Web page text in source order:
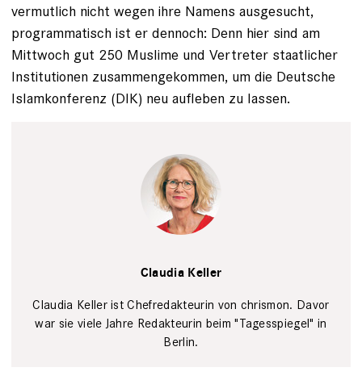
vermutlich nicht wegen ihre Namens ausgesucht,
programmatisch ist er dennoch: Denn hier sind am
Mittwoch gut 250 Muslime und Vertreter staatlicher
Institutionen zusammengekommen, um die Deutsche
Islamkonferenz (DIK) neu aufleben zu lassen.
Claudia Keller
Claudia Keller ist Chefredakteurin von chrismon. Davor
war sie viele Jahre Redakteurin beim "Tagesspiegel" in
Berlin.